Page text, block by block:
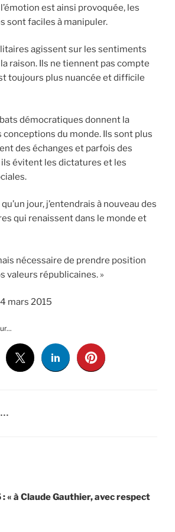
est ainsi provoquée, les
sont faciles à manipuler.
agissent sur les sentiments
raison. Ils ne tiennent pas compte
toujours plus nuancée et difficile
démocratiques donnent la
conceptions du monde. Ils sont plus
des échanges et parfois des
évitent les dictatures et les
jour, j’entendrais à nouveau des
qui renaissent dans le monde et
nécessaire de prendre position
valeurs républicaines. »
mars 2015
« à Claude Gauthier, avec respect